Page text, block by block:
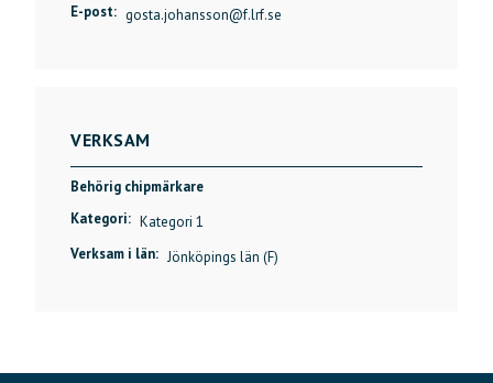
E-post: gosta.johansson@f.lrf.se
VERKSAM
Behörig chipmärkare
Kategori: Kategori 1
Verksam i län: Jönköpings län (F)